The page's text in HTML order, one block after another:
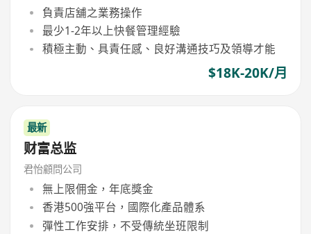
負責店舖之業務操作
最少1-2年以上快餐管理經驗
積極主動、具責任感、良好溝通技巧及領導才能
$18K-20K/月
最新
财富总监
君怡顧問公司
無上限佣金，年底獎金
香港500強平台，國際化產品體系
彈性工作安排，不受傳統坐班限制